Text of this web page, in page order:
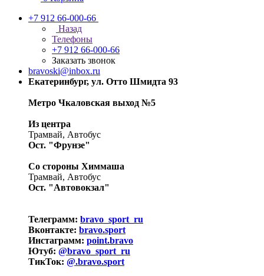
+7 912 66-000-66
Назад
Телефоны
+7 912 66-000-66
Заказать звонок
bravoski@inbox.ru
Екатеринбург, ул. Отто Шмидта 93
Метро Чкаловская выход №5
Из центра
Трамвай, Автобус
Ост. "Фрунзе"
Со стороны Химмаша
Трамвай, Автобус
Ост. "Автовокзал"
Телеграмм: bravo_sport_ru
Вконтакте: bravo.sport
Инстаграмм: point.bravo
Ютуб: @bravo_sport_ru
ТикТок: @.bravo.sport